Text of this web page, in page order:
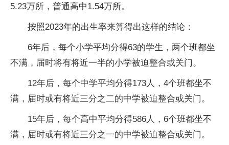
5.23万所，普通高中1.54万所。
按照2023年的出生率来算得出这样的结论：
6年后，每个小学平均分得63的学生，两个班都坐
不满，届时将有将近一半的小学被迫整合或关门。
12年后，每个中学平均分得173人，4个班都坐不
满，届时或有将近三分之二的中学被迫整合或关门。
15年后，每个高中平均分得586人，6个班都坐不
满，届时或有将近三分之一的中学被迫整合或关门。